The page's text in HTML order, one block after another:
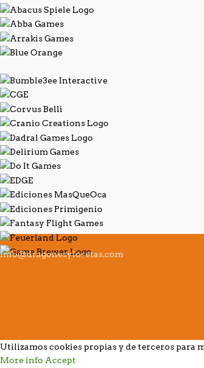
info@dragonesylosetas.com
Utilizamos cookies propias y de terceros para
More info Accept